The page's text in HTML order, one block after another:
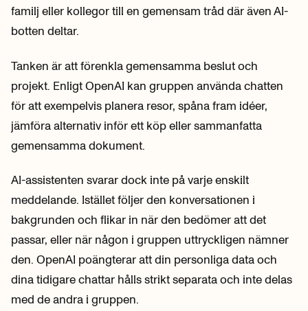
familj eller kollegor till en gemensam tråd där även AI-
botten deltar.
Tanken är att förenkla gemensamma beslut och
projekt. Enligt OpenAI kan gruppen använda chatten
för att exempelvis planera resor, spåna fram idéer,
jämföra alternativ inför ett köp eller sammanfatta
gemensamma dokument.
AI-assistenten svarar dock inte på varje enskilt
meddelande. Istället följer den konversationen i
bakgrunden och flikar in när den bedömer att det
passar, eller när någon i gruppen uttryckligen nämner
den. OpenAI poängterar att din personliga data och
dina tidigare chattar hålls strikt separata och inte delas
med de andra i gruppen.